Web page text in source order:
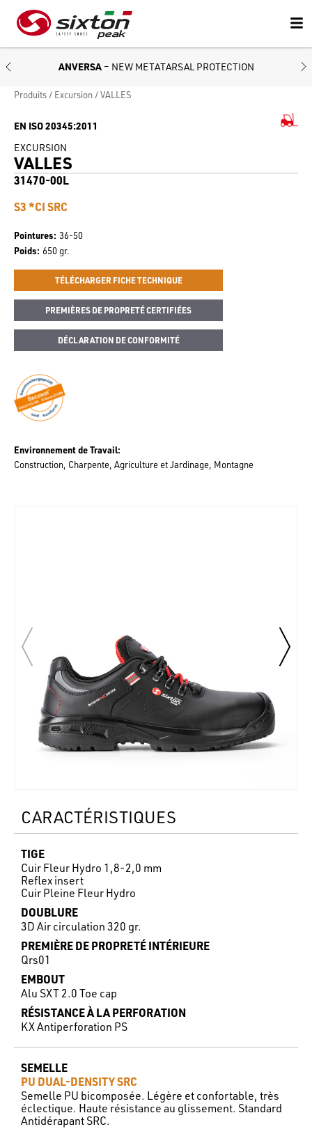
ANVERSA – NEW METATARSAL PROTECTION
Produits Excursion VALLES
EN ISO 20345:2011
EXCURSION
VALLES
31470-00L
S3 *CI SRC
Pointures 36-50
Poids 650 gr.
TÉLÉCHARGER FICHE TECHNIQUE
PREMIÈRES DE PROPRETÉ CERTIFIÉES
DÉCLARATION DE CONFORMITÉ
Environnement de Travail
Construction Charpente Agriculture et Jardinage Montagne
CARACTÉRISTIQUES
TIGE
Cuir Fleur Hydro 1,8-2,0 mm
Reflex insert
Cuir Pleine Fleur Hydro
DOUBLURE
3D Air circulation 320 gr.
PREMIÈRE DE PROPRETÉ INTÉRIEURE
Qrs01
EMBOUT
Alu SXT 2.0 Toe cap
RÉSISTANCE À LA PERFORATION
KX Antiperforation PS
SEMELLE
PU DUAL-DENSITY SRC
Semelle PU bicomposée. Légère et confortable, très
éclectique. Haute résistance au glissement. Standard
Antidérapant SRC.